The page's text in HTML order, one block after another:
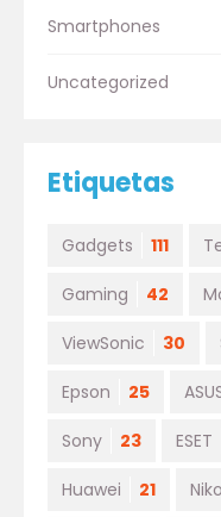
Smartphones
Uncategorized
Etiquetas
Gadgets 111
Gaming 42
ViewSonic 30
Epson 25
Sony 23 ESET
Huawei 21